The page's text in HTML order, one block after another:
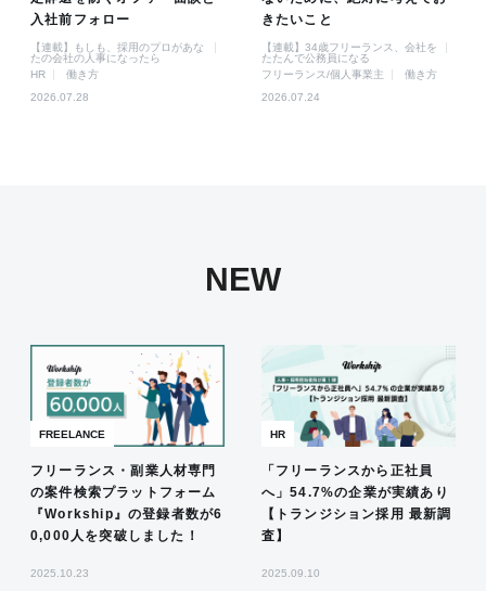
入社前フォロー
【連載】もしも、採用のプロがあな
たの会社の人事になったら
HR
働き方
2026.07.28
きたいこと
【連載】34歳フリーランス、会社を
たたんで公務員になる
フリーランス/個人事業主
働き方
2026.07.24
NEW
FREELANCE
フリーランス・副業人材専門
の案件検索プラットフォーム
『Workship』の登録者数が6
0,000人を突破しました！
2025.10.23
HR
「フリーランスから正社員
へ」54.7%の企業が実績あり
【トランジション採用 最新調
査】
2025.09.10